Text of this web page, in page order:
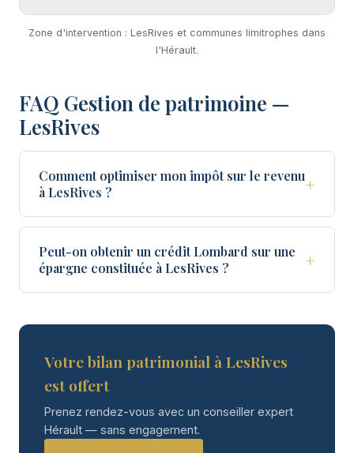
Zone d'intervention : LesRives et communes limitrophes dans
l'Hérault.
FAQ Gestion de patrimoine —
LesRives
Comment optimiser mon impôt sur le revenu
à LesRives ?
+
Peut-on obtenir un crédit Lombard sur une
épargne constituée à LesRives ?
+
Votre bilan patrimonial à LesRives
est offert
Prenez rendez-vous avec un conseiller expert
Hérault — sans engagement.